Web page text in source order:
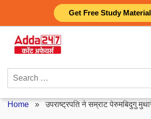
Get Free Study
content
Search
Home »उपराष्ट्रपति ने सम्राट पेरुमबिदुगु